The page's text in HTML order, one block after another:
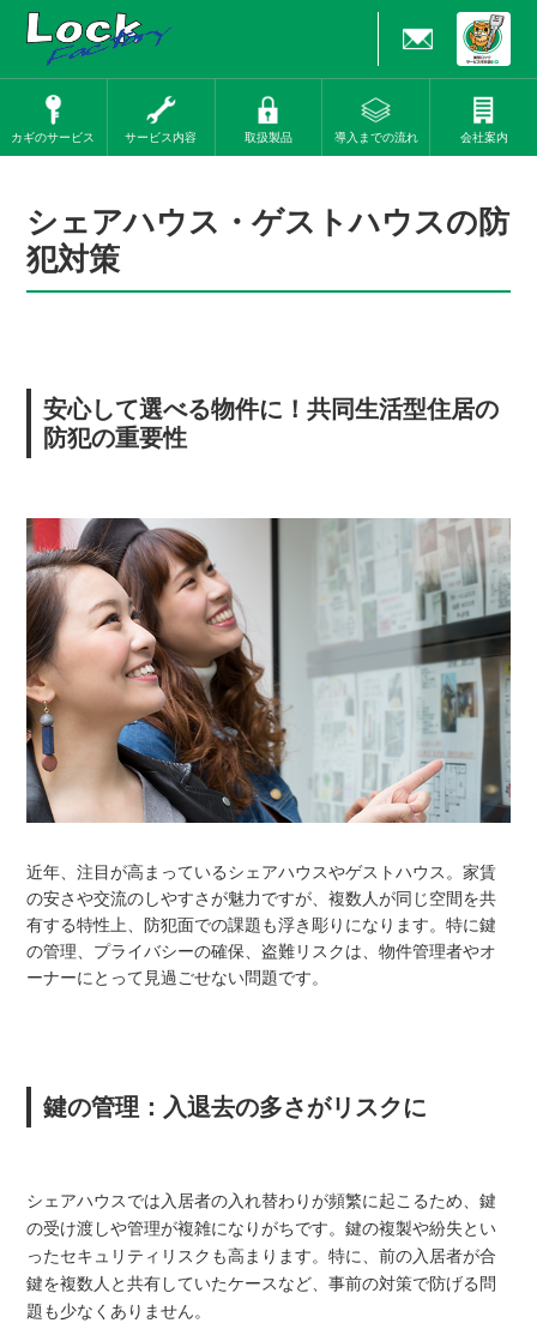
カギのサービス サービス内容 取扱製品 導入までの流れ 会社案内
シェアハウス・ゲストハウスの防
犯対策
安心して選べる物件に！共同生活型住居の
防犯の重要性
近年、注目が高まっているシェアハウスやゲストハウス。家賃
の安さや交流のしやすさが魅力ですが、複数人が同じ空間を共
有する特性上、防犯面での課題も浮き彫りになります。特に鍵
の管理、プライバシーの確保、盗難リスクは、物件管理者やオ
ーナーにとって見過ごせない問題です。
鍵の管理：入退去の多さがリスクに
シェアハウスでは入居者の入れ替わりが頻繁に起こるため、鍵
の受け渡しや管理が複雑になりがちです。鍵の複製や紛失とい
ったセキュリティリスクも高まります。特に、前の入居者が合
鍵を複数人と共有していたケースなど、事前の対策で防げる問
題も少なくありません。